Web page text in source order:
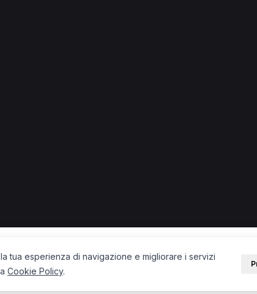
tua esperienza di navigazione e migliorare i servizi
Cookie Policy.